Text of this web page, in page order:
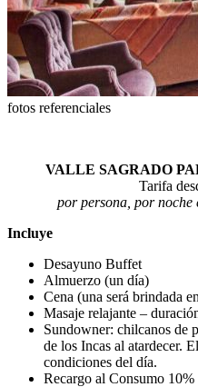
fotos referenciales
VALLE SAGRADO
Tarifa
por persona, por noche
Incluye
Desayuno Buffet
Almuerzo (un día)
Cena (una será brindada
Masaje relajante –
Sundowner: chilcanos de
de los Incas al atardecer.
condiciones del día.
Recargo al Consumo 10%